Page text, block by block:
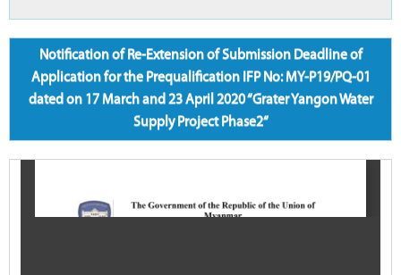
Notification of Re-Extension of Submission Deadline of
Application for the Prequalification IFP No: MY-P19/PQ-01
dated on 17 March and 23 April 2020 “Grater Yangon Water
Supply Project Phase2“